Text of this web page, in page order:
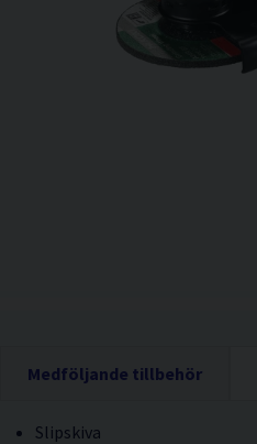
Medföljande tillbehör
Slipskiva